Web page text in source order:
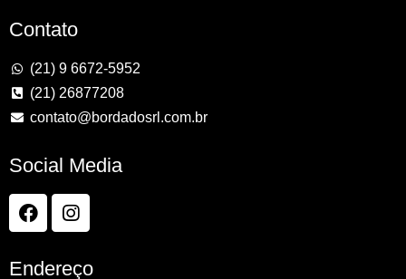
Contato
(21) 9 6672-5952
(21) 26877208
contato@bordadosrl.com.br
Social Media
Endereço